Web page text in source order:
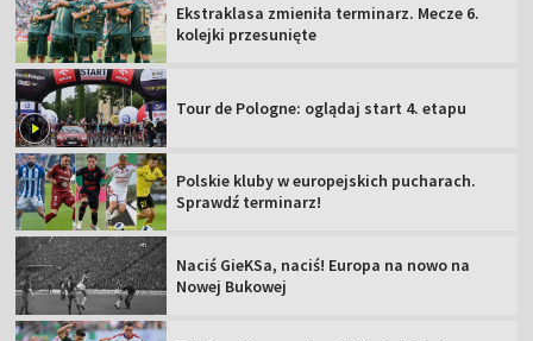
Ekstraklasa zmieniła terminarz. Mecze 6.
kolejki przesunięte
Tour de Pologne: oglądaj start 4. etapu
Polskie kluby w europejskich pucharach.
Sprawdź terminarz!
Naciś GieKSa, naciś! Europa na nowo na
Nowej Bukowej